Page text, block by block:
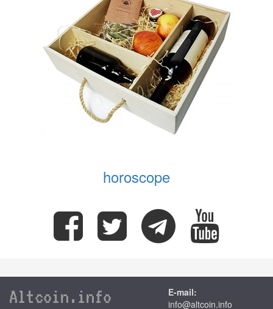
horoscope
Altcoin.info
E-mail:
info@altcoin.info